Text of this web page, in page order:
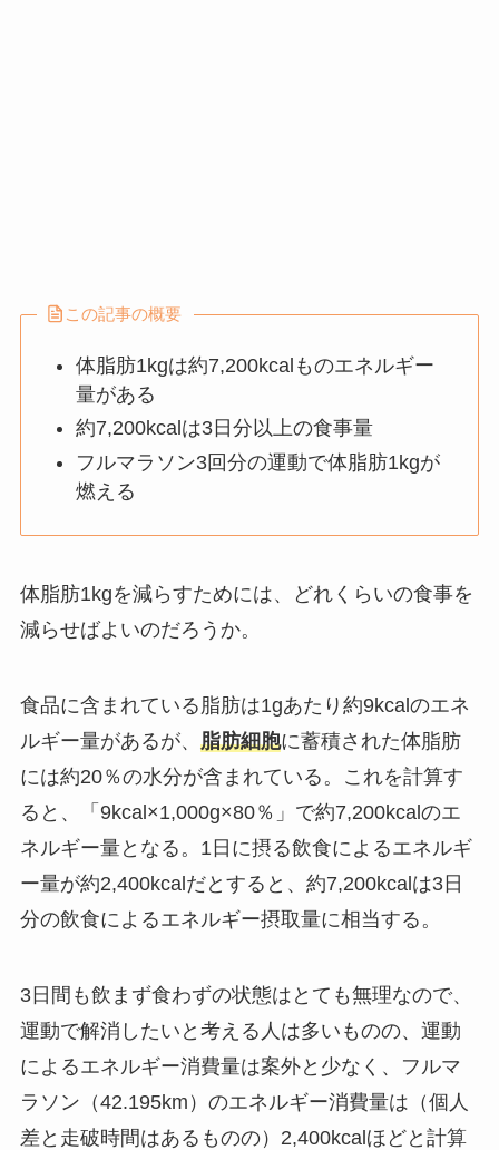
この記事の概要
体脂肪1kgは約7,200kcalものエネルギー
量がある
約7,200kcalは3日分以上の食事量
フルマラソン3回分の運動で体脂肪1kgが
燃える
体脂肪1kgを減らすためには、どれくらいの食事を
減らせばよいのだろうか。
食品に含まれている脂肪は1gあたり約9kcalのエネ
ルギー量があるが、 脂肪細胞に蓄積された体脂肪
には約20％の水分が含まれている。これを計算す
ると、「9kcal×1,000g×80％」で約7,200kcalのエ
ネルギー量となる。1日に摂る飲食によるエネルギ
ー量が約2,400kcalだとすると、約7,200kcalは3日
分の飲食によるエネルギー摂取量に相当する。
3日間も飲まず食わずの状態はとても無理なので、
運動で解消したいと考える人は多いものの、運動
によるエネルギー消費量は案外と少なく、フルマ
ラソン（42.195km）のエネルギー消費量は（個人
差と走破時間はあるものの）2,400kcalほどと計算